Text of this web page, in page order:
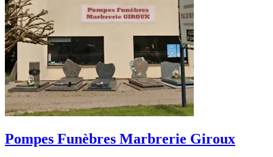
Pompes Funèbres Marbrerie Giroux